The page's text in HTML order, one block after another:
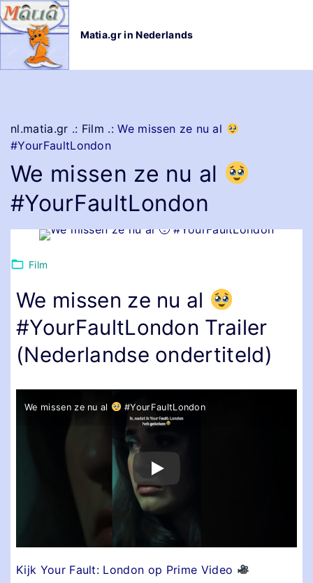
G
a
Matia.gr in Nederlands
nl.matia.gr .: Film .:We missen ze nu al
#YourFaultLondon
We missen ze nu al
#YourFaultLondon
Film
We missen ze nu al
#YourFaultLondon Trailer
(Nederlandse ondertiteld)
We missen ze nu al #YourFaultLondon
Kijk Your Fault: London op Prime Video